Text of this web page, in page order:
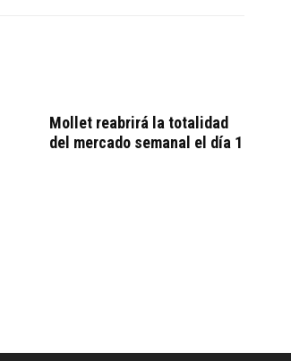
Mollet reabrirá la totalidad
del mercado semanal el día 1